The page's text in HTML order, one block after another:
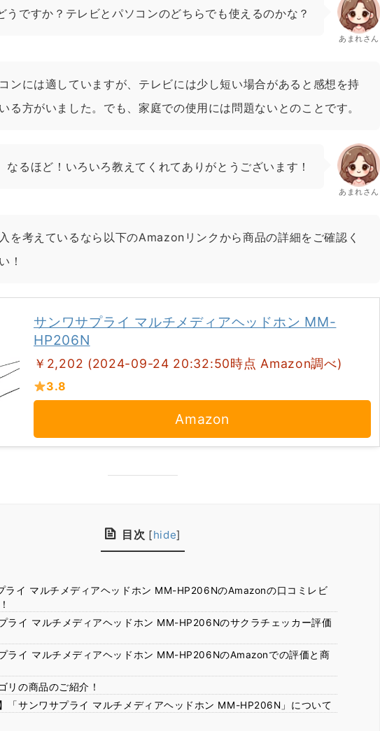
うですか？テレビとパソコンのどちらでも使えるのかな？
あまれさん
ンには適していますが、テレビには少し短い場合があると感想を持
る方がいました。でも、家庭での使用には問題ないとのことです。
なるほど！いろいろ教えてくれてありがとうございます！
あまれさん
を考えているなら以下のAmazonリンクから商品の詳細をご確認く
！
サンワサプライ マルチメディアヘッドホン MM-
HP206N
￥2,202 (2024-09-24 20:32:50時点 Amazon調べ)
3.8
Amazon
目次 [hide]
ライ マルチメディアヘッドホン MM-HP206NのAmazonの口コミレビ
ライ マルチメディアヘッドホン MM-HP206Nのサクラチェッカー評価
ライ マルチメディアヘッドホン MM-HP206NのAmazonでの評価と商
リの商品のご紹介！
「サンワサプライ マルチメディアヘッドホン MM-HP206N」について